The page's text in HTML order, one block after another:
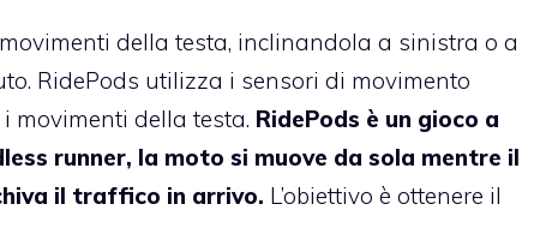
della testa, inclinandola a sinistra o a
RidePods utilizza i sensori di movimento
movimenti della testa. RidePods è un gioco a
runner, la moto si muove da sola mentre il
il traffico in arrivo. L’obiettivo è ottenere il